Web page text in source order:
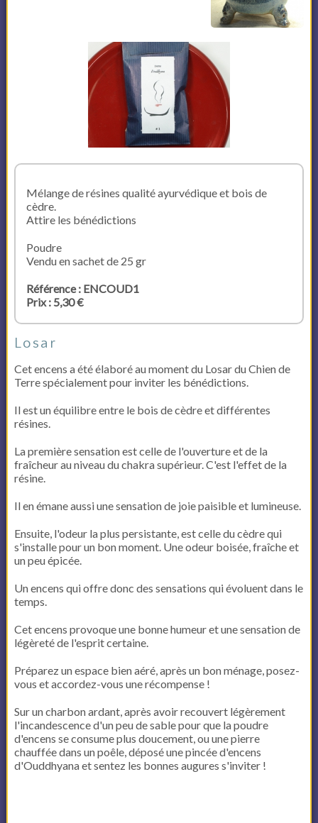
Mélange de résines qualitéayurvédique et bois de
cèdre.
Attire les bénédictions
Poudre
Vendu en sachet de 25 gr
Référence : ENCOUD1
Prix : 5,30 €
Losar
Cet encens a été élaboré au moment du Losar du Chien de
Terre spécialement pour inviter les bénédictions.
Il est un équilibre entre le bois de cèdre et différentes
résines.
La première sensation est celle de l'ouverture et de la
fraîcheur au niveau du chakra supérieur. C'est l'effet de la
résine.
Il en émane aussi une sensation de joie paisible et lumineuse.
Ensuite, l'odeur la plus persistante, est celle du cèdre qui
s'installe pour un bon moment. Une odeur boisée, fraîche et
un peu épicée.
Un encens qui offre donc des sensations qui évoluent dans le
temps.
Cet encens provoque une bonne humeur et une sensation de
légèreté de l'esprit certaine.
Préparez un espace bien aéré, après un bon ménage, posez-
vous et accordez-vous une récompense !
Sur un charbon ardant, après avoir recouvert légèrement
l'incandescence d'un peu de sable pour que la poudre
d'encens se consume plus doucement, ou une pierre
chauffée dans un poêle, déposé une pincée d'encens
d'Ouddhyana et sentez les bonnes augures s'inviter !